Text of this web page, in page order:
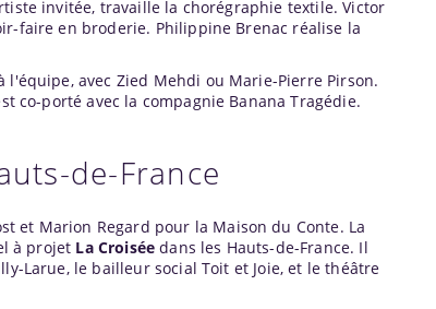
invitée, travaille la chorégraphie textile. Victor
faire en broderie. Philippine Brenac réalise la
avec Zied Mehdi ou Marie-Pierre Pirson.
co-porté avec la compagnie Banana Tragédie.
de-France
et Marion Regard pour la Maison du Conte. La
à projet La Croisée dans les Hauts-de-France. Il
Larue, le bailleur social Toit et Joie, et le théâtre